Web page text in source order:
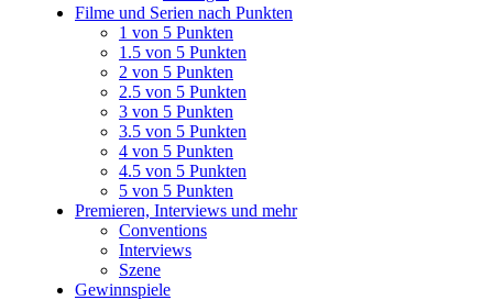
Filme und Serien nach Punkten
1 von 5 Punkten
1.5 von 5 Punkten
2 von 5 Punkten
2.5 von 5 Punkten
3 von 5 Punkten
3.5 von 5 Punkten
4 von 5 Punkten
4.5 von 5 Punkten
5 von 5 Punkten
Premieren, Interviews und mehr
Conventions
Interviews
Szene
Gewinnspiele